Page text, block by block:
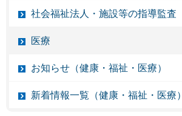
社会福祉法人・施設等の指導監査
医療
お知らせ（健康・福祉・医療）
新着情報一覧（健康・福祉・医療）